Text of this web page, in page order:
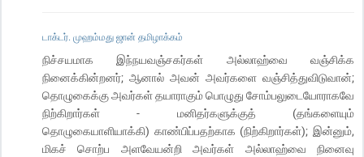
டாக்டர். முஹம்மது ஜான் தமிழாக்கம்
நிச்சயமாக இந்நயவஞ்சகர்கள் அல்லாஹ்வை வஞ்சிக்க
நினைக்கின்றனர்; ஆனால் அவன் அவர்களை வஞ்சித்துவிடுவான்;
தொழுகைக்கு அவர்கள் தயாராகும் பொழுது சோம்பலுடையோராகவே
நிற்கிறார்கள் - மனிதர்களுக்குத் (தங்களையும்
தொழுகையாளியாக்கி) காண்பிப்பதற்காக (நிற்கிறார்கள்); இன்னும்,
மிகச் சொற்ப அளவேயன்றி அவர்கள் அல்லாஹ்வை நினைவு